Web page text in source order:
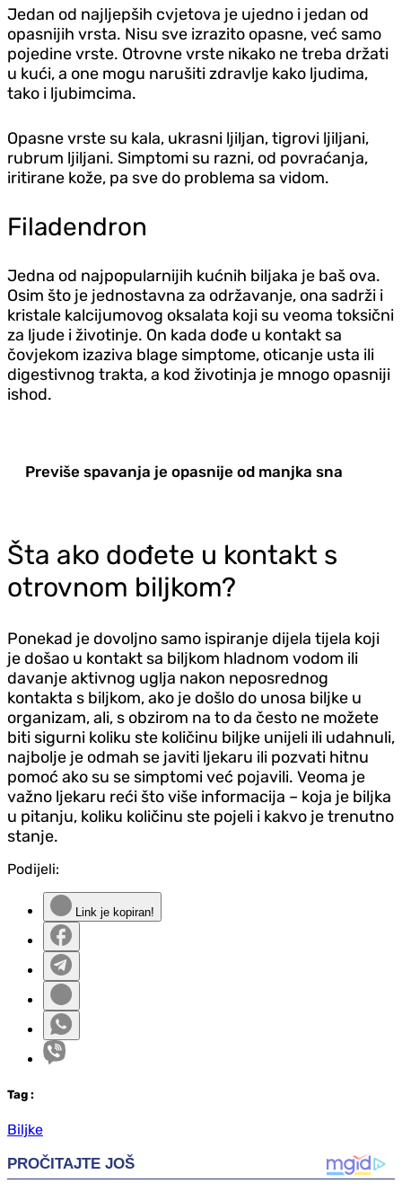
Jedan od najljepših cvjetova je ujedno i jedan od
opasnijih vrsta. Nisu sve izrazito opasne, već samo
pojedine vrste. Otrovne vrste nikako ne treba držati
u kući, a one mogu narušiti zdravlje kako ljudima,
tako i ljubimcima.
Opasne vrste su kala, ukrasni ljiljan, tigrovi ljiljani,
rubrum ljiljani. Simptomi su razni, od povraćanja,
iritirane kože, pa sve do problema sa vidom.
Filadendron
Jedna od najpopularnijih kućnih biljaka je baš ova.
Osim što je jednostavna za održavanje, ona sadrži i
kristale kalcijumovog oksalata koji su veoma toksični
za ljude i životinje. On kada dođe u kontakt sa
čovjekom izaziva blage simptome, oticanje usta ili
digestivnog trakta, a kod životinja je mnogo opasniji
ishod.
Previše spavanja je opasnije od manjka sna
Šta ako dođete u kontakt s
otrovnom biljkom?
Ponekad je dovoljno samo ispiranje dijela tijela koji
je došao u kontakt sa biljkom hladnom vodom ili
davanje aktivnog uglja nakon neposrednog
kontakta s biljkom, ako je došlo do unosa biljke u
organizam, ali, s obzirom na to da često ne možete
biti sigurni koliku ste količinu biljke unijeli ili udahnuli,
najbolje je odmah se javiti ljekaru ili pozvati hitnu
pomoć ako su se simptomi već pojavili. Veoma je
važno ljekaru reći što više informacija – koja je biljka
u pitanju, koliku količinu ste pojeli i kakvo je trenutno
stanje.
Podijeli:
Link je kopiran!
Tag :
Biljke